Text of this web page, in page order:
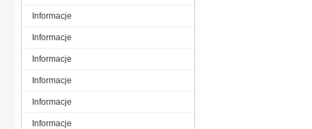
Informacje
Informacje
Informacje
Informacje
Informacje
Informacje